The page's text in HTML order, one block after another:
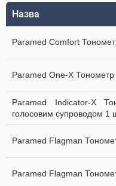
Назва
Paramed Comfort
Paramed One-X
Paramed Indicator-X
голосовим супроводом 1
Paramed Flagman
Paramed Flagman